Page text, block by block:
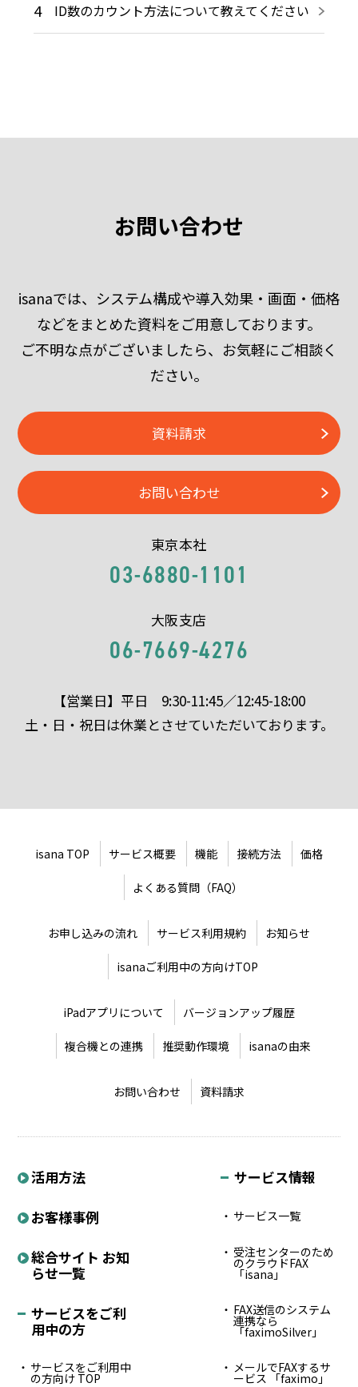
4 ID数のカウント方法について教えてください
お問い合わせ
isanaでは、システム構成や導入効果・画面・価格
などをまとめた資料をご用意しております。
ご不明な点がございましたら、お気軽にご相談く
ださい。
資料請求
お問い合わせ
東京本社
03-6880-1101
大阪支店
06-7669-4276
【営業日】平日 9:30-11:45／12:45-18:00
土・日・祝日は休業とさせていただいております。
isana TOP サービス概要 機能 接続方法 価格
よくある質問（FAQ）
お申し込みの流れ サービス利用規約 お知らせ
isanaご利用中の方向けTOP
iPadアプリについて バージョンアップ履歴
複合機との連携 推奨動作環境 isanaの由来
お問い合わせ 資料請求
活用方法
お客様事例
総合サイト お知
らせ一覧
サービスをご利
用中の方
サービスをご利用中
の方向け TOP
サービス情報
サービス一覧
受注センターのため
のクラウドFAX
「isana」
FAX送信のシステム
連携なら
「faximoSilver」
メールでFAXするサ
ービス 「faximo」